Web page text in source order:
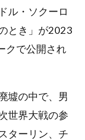
ル・ソクーロ
とき」が2023
クで公開され
墟の中で、男
世界大戦の参
ターリン、チ